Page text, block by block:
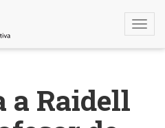
a Raidell